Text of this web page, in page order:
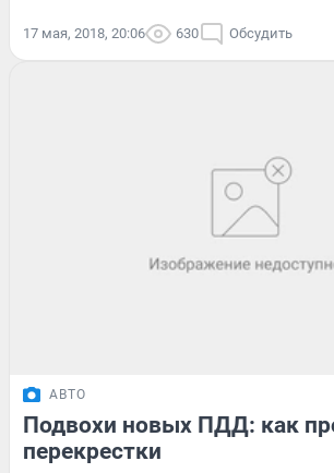
17 мая, 2018, 20:06 630 Обсудить
АВТО
Подвохи новых ПДД: как
перекрестки